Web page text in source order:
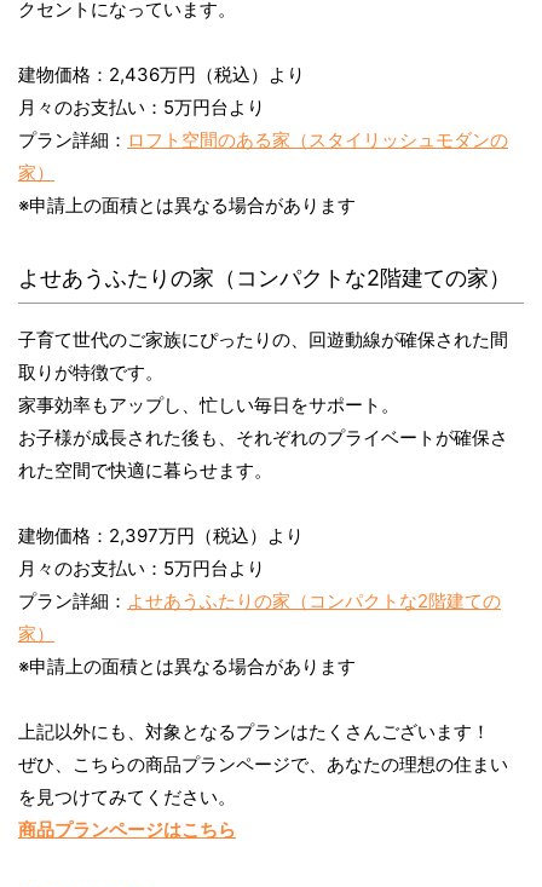
クセントになっています。
建物価格：2,436万円（税込）より
月々のお支払い：5万円台より
プラン詳細： ロフト空間のある家（スタイリッシュモダンの
家）
※申請上の面積とは異なる場合があります
よせあうふたりの家（コンパクトな2階建ての家）
子育て世代のご家族にぴったりの、回遊動線が確保された間
取りが特徴です。
家事効率もアップし、忙しい毎日をサポート。
お子様が成長された後も、それぞれのプライベートが確保さ
れた空間で快適に暮らせます。
建物価格：2,397万円（税込）より
月々のお支払い：5万円台より
プラン詳細： よせあうふたりの家（コンパクトな2階建ての
家）
※申請上の面積とは異なる場合があります
上記以外にも、対象となるプランはたくさんございます！
ぜひ、こちらの商品プランページで、あなたの理想の住まい
を見つけてみてください。
商品プランページはこちら